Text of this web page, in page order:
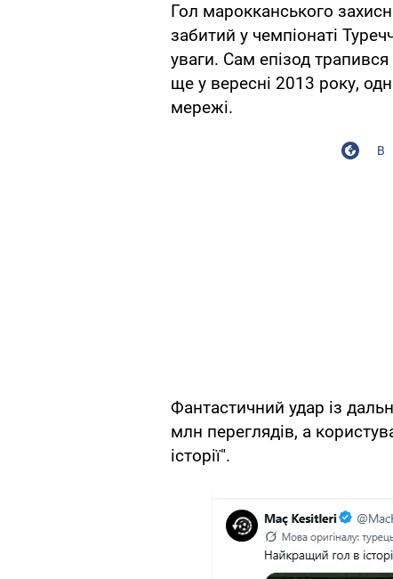
Гол марокканського
забитий у чемпіонаті
уваги. Сам епізод
ще у вересні 2013 року,
мережі.
Фантастичний удар із
млн переглядів, а
історії".